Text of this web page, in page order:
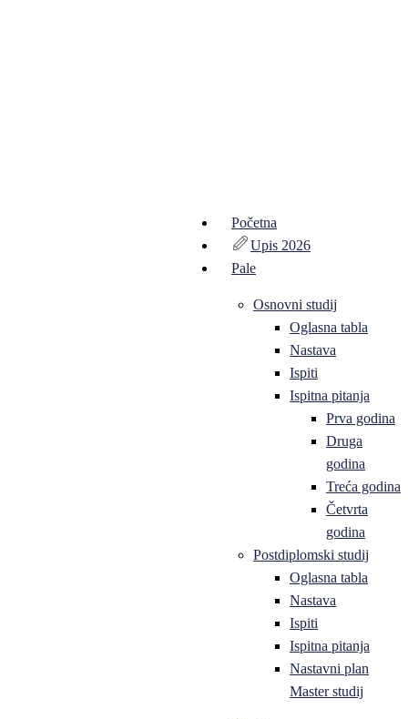
Početna
Upis 2026
Pale
Osnovni studij
Oglasna tabla
Nastava
Ispiti
Ispitna pitanja
Prva godina
Druga
godina
Treća godina
Četvrta
godina
Postdiplomski studij
Oglasna tabla
Nastava
Ispiti
Ispitna pitanja
Nastavni plan
Master studij